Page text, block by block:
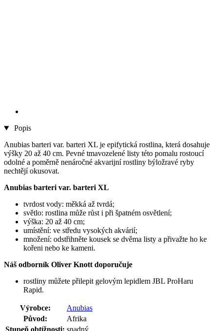
Popis
Anubias barteri var. barteri XL je epifytická rostlina, která dosahuje
výšky 20 až 40 cm. Pevné tmavozelené listy této pomalu rostoucí
odolné a poměrně nenáročné akvarijní rostliny býložravé ryby
nechtějí okusovat.
Anubias barteri var. barteri XL
tvrdost vody: měkká až tvrdá;
světlo: rostlina může růst i při špatném osvětlení;
výška: 20 až 40 cm;
umístění: ve středu vysokých akvárií;
množení: odstřihněte kousek se dvěma listy a přivažte ho ke
kořeni nebo ke kameni.
Náš odborník Oliver Knott doporučuje
rostliny můžete přilepit gelovým lepidlem JBL ProHaru
Rapid.
Výrobce:
Anubias
Původ:
Afrika